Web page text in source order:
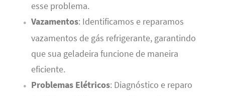
esse problema.
Vazamentos: Identificamos e reparamos
vazamentos de gás refrigerante, garantindo
que sua geladeira funcione de maneira
eficiente.
Problemas Elétricos: Diagnóstico e reparo